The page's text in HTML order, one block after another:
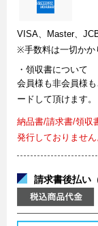
VISA、Master、
※手数料は一切かか
・領収書について
会員様も非会員様
ードして頂けます。
納品書/請求書/領収
発行しておりませ
請求書後払い